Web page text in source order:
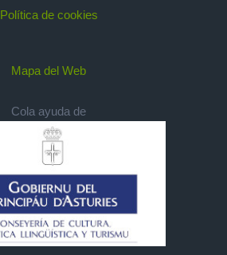
Política de cookies
Mapa del Web
Cola ayuda de